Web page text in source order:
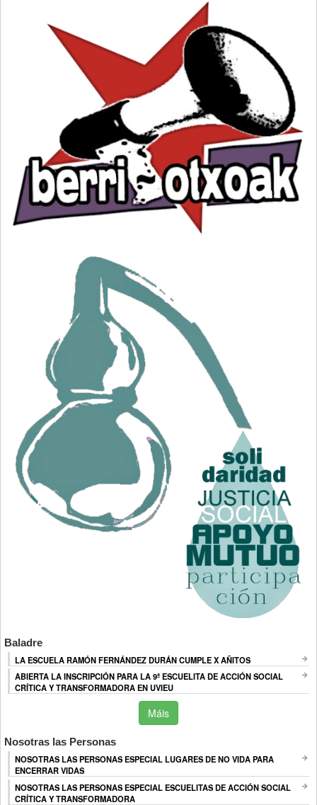
Baladre
LA ESCUELA RAMÓN FERNÁNDEZ DURÁN CUMPLE X AÑITOS
ABIERTA LA INSCRIPCIÓN PARA LA 9ª ESCUELITA DE ACCIÓN SOCIAL
CRÍTICA Y TRANSFORMADORA EN UVIEU
Máis
Nosotras las Personas
NOSOTRAS LAS PERSONAS ESPECIAL LUGARES DE NO VIDA PARA
ENCERRAR VIDAS
NOSOTRAS LAS PERSONAS ESPECIAL ESCUELITAS DE ACCIÓN SOCIAL
CRÍTICA Y TRANSFORMADORA